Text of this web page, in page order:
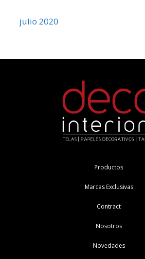
julio 2020
Productos
Marcas Exclusivas
Contract
Nosotros
Novedades